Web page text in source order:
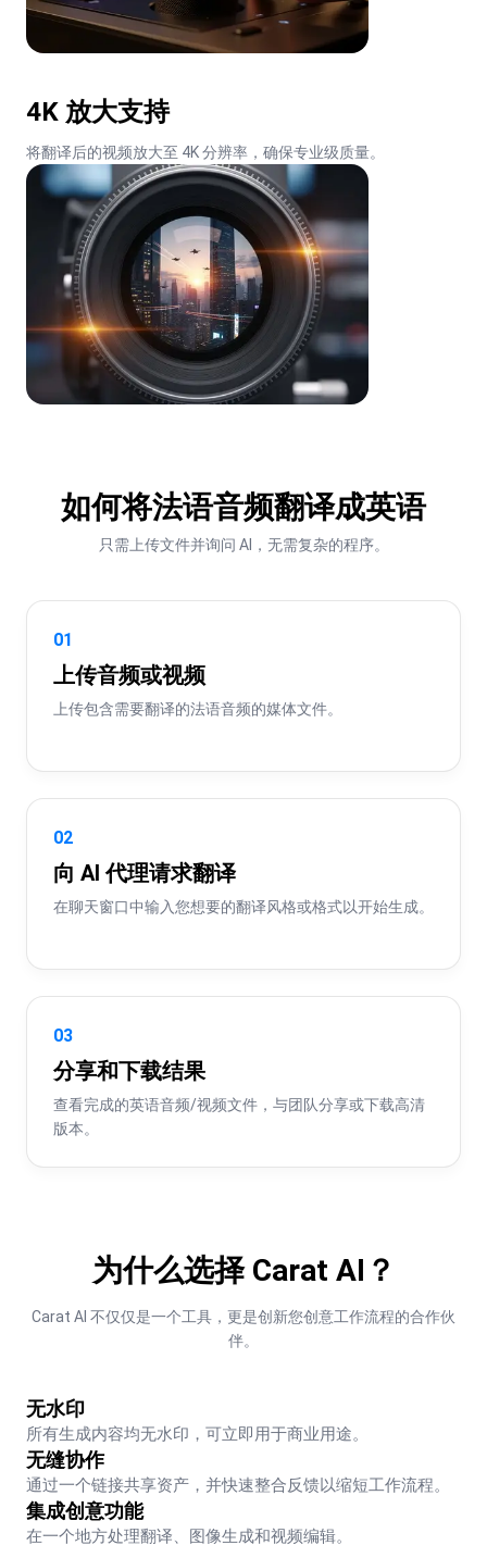
4K 放大支持
将翻译后的视频放大至 4K 分辨率，确保专业级质量。
如何将法语音频翻译成英语
只需上传文件并询问 AI，无需复杂的程序。
01
上传音频或视频
上传包含需要翻译的法语音频的媒体文件。
02
向 AI 代理请求翻译
在聊天窗口中输入您想要的翻译风格或格式以开始生成。
03
分享和下载结果
查看完成的英语音频/视频文件，与团队分享或下载高清
版本。
为什么选择 Carat AI？
Carat AI 不仅仅是一个工具，更是创新您创意工作流程的合作伙
伴。
无水印
所有生成内容均无水印，可立即用于商业用途。
无缝协作
通过一个链接共享资产，并快速整合反馈以缩短工作流程。
集成创意功能
在一个地方处理翻译、图像生成和视频编辑。